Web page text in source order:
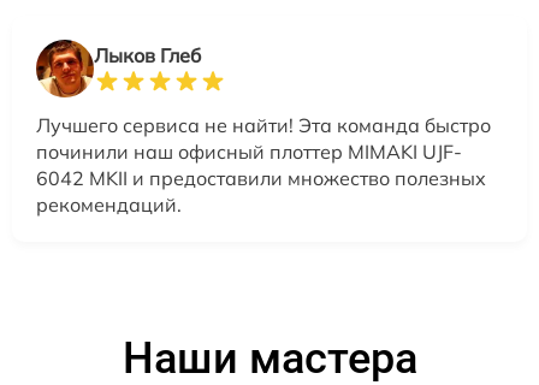
Лыков Глеб
Лучшего сервиса не найти! Эта команда быстро
починили наш офисный плоттер MIMAKI UJF-
6042 MKII и предоставили множество полезных
рекомендаций.
Наши мастера